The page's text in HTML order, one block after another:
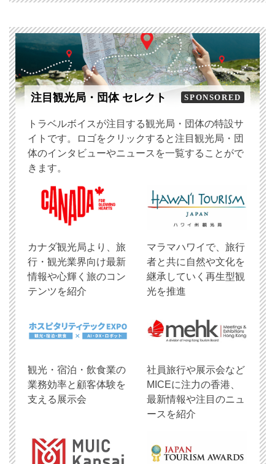
注目観光局・団体 セレクト SPONSORED
トラベルボイスが注目する観光局・団体の特設サ
イトです。ロゴをクリックすると注目観光局・団
体のインタビューやニュースを一覧することがで
きます。
​カナダ観光局より、旅
行・観光業界向け最新
情報や心輝く旅のコン
テンツを紹介
マラマハワイで、旅行
者と共に自然や文化を
継承していく再生型観
光を推進
観光・宿泊・飲食業の
業務効率と顧客体験を
支える展示会
社員旅行や展示会など
MICEに注力の香港、
最新情報や注目のニュ
ースを紹介